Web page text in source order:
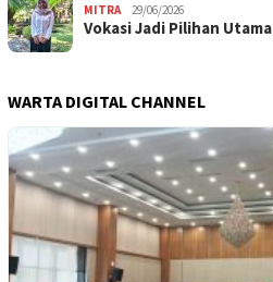
MITRA 29/06/2026
Vokasi Jadi Pilihan Utama
WARTA DIGITAL CHANNEL